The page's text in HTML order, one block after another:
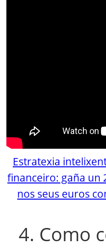
Estratexia
financeiro: gaña un
nos seus euros
4. Como